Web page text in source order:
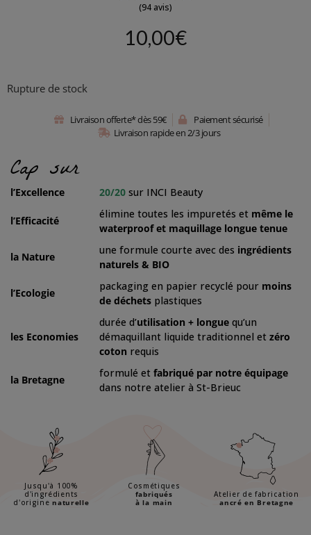
(94 avis)
10,00€
Rupture de stock
Livraison offerte* dès 59€
Paiement sécurisé
Livraison rapide en 2/3 jours
Cap sur
l’Excellence 20/20 sur INCI Beauty
l’Efficacité
élimine toutes les impuretés et même le
waterproof et maquillage longue tenue
la Nature
une formule courte avec des ingrédients
naturels & BIO
l’Ecologie
packaging en papier recyclé pour moins
de déchets plastiques
les Economies
durée d’utilisation + longue qu’un
démaquillant liquide traditionnel et zéro
coton requis
la Bretagne
formulé et fabriqué par notre équipage
dans notre atelier à St-Brieuc
Jusqu'à 100%
d'ingrédients
d'originenaturelle
Cosmétiques
fabriqués
à la main
Atelier de fabrication
ancré en Bretagne